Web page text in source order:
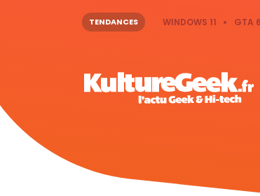
TENDANCES WINDOWS 11 GTA 6